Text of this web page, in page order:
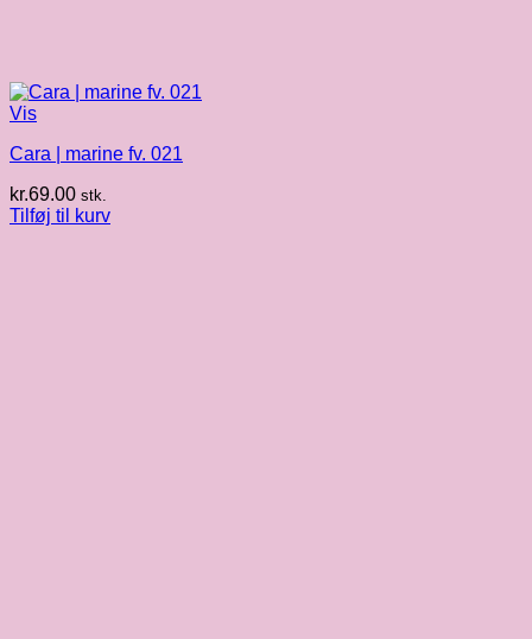
Vis
Cara | marine fv. 021
kr.69.00 stk.
Tilføj til kurv